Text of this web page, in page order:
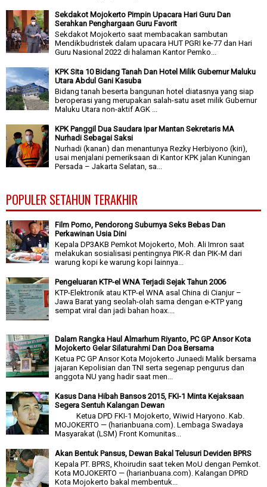
Sekdakot Mojokerto Pimpin Upacara Hari Guru Dan
Serahkan Penghargaan Guru Favorit
Sekdakot Mojokerto saat membacakan sambutan
Mendikbudristek dalam upacara HUT PGRI ke-77 dan Hari
Guru Nasional 2022 di halaman Kantor Pemko...
KPK Sita 10 Bidang Tanah Dan Hotel Milik Gubernur Maluku
Utara Abdul Gani Kasuba
Bidang tanah beserta bangunan hotel diatasnya yang siap
beroperasi yang merupakan salah-satu aset milik Gubernur
Maluku Utara non-aktif AGK ...
KPK Panggil Dua Saudara Ipar Mantan Sekretaris MA
Nurhadi Sebagai Saksi
Nurhadi (kanan) dan menantunya Rezky Herbiyono (kiri),
usai menjalani pemeriksaan di Kantor KPK jalan Kuningan
Persada – Jakarta Selatan, sa...
POPULER SETAHUN TERAKHIR
Film Porno, Pendorong Suburnya Seks Bebas Dan
Perkawinan Usia Dini
Kepala DP3AKB Pemkot Mojokerto, Moh. Ali Imron saat
melakukan sosialisasi pentingnya PIK-R dan PIK-M dari
warung kopi ke warung kopi lainnya...
Pengeluaran KTP-el WNA Terjadi Sejak Tahun 2006
KTP-Elektronik atau KTP-el WNA asal China di Cianjur –
Jawa Barat yang seolah-olah sama dengan e-KTP yang
sempat viral dan jadi bahan hoax....
Dalam Rangka Haul Almarhum Riyanto, PC GP Ansor Kota
Mojokerto Gelar Silaturahmi Dan Doa Bersama
Ketua PC GP Ansor Kota Mojokerto Junaedi Malik bersama
jajaran Kepolisian dan TNI serta segenap pengurus dan
anggota NU yang hadir saat men...
Kasus Dana Hibah Bansos 2015, FKI-1 Minta Kejaksaan
Segera Sentuh Kalangan Dewan
Ketua DPD FKI-1 Mojokerto, Wiwid Haryono. Kab.
MOJOKERTO — (harianbuana.com). Lembaga Swadaya
Masyarakat (LSM) Front Komunitas...
Akan Bentuk Pansus, Dewan Bakal Telusuri Deviden BPRS
Kepala PT. BPRS, Khoirudin saat teken MoU dengan Pemkot.
Kota MOJOKERTO — (harianbuana.com). Kalangan DPRD
Kota Mojokerto bakal membentuk...